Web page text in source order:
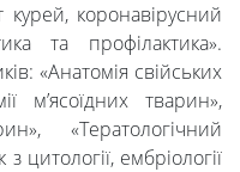
курей, коронавірусний
та профілактика».
«Анатомія свійських
м’ясоїдних тварин»,
«Тератологічний
цитології, ембріології